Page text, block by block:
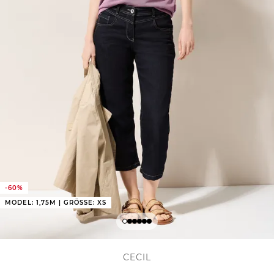
-60%
MODEL: 1,75M | GRÖSSE: XS
CECIL